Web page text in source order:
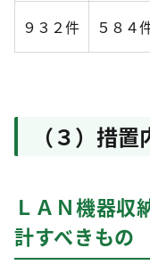
９３２件 ５８４
（３）措
ＬＡＮ機器収
計すべきもの